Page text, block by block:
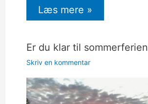
Læs mere »
Er du klar til sommerferien
Skriv en kommentar